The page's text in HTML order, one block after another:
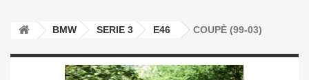
BMW SERIE 3 E46 COUPÈ (99-03)